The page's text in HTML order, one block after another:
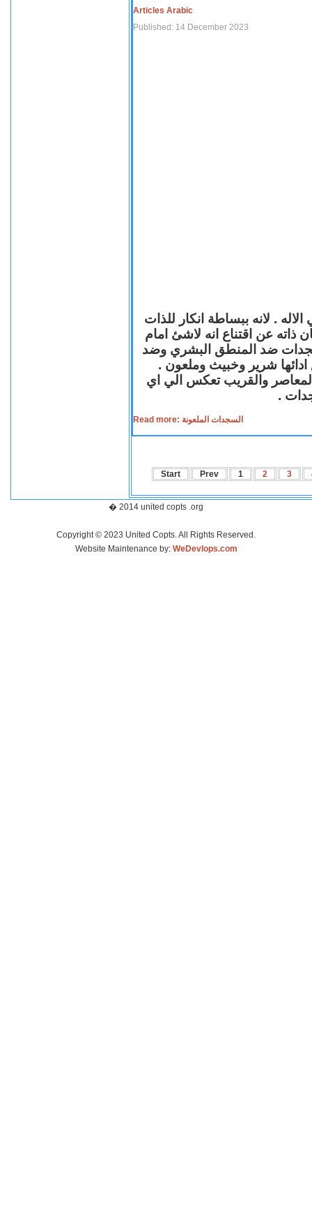
Articles Arabic
Published: 14 December 2023
. لانه ببساطة انكار للذات
ذاته عن اقتناع انه لاشئ امام
ضد المنطق البشري وضد
ادائها شرير وخبيث وملعون .
المعاصر والقريب تعكس الي اي
.
Read more: السجدات الملعونة
Start Prev 1 2 3
� 2014 united copts .org
Copyright © 2023 United Copts. All Rights Reserved.
Website Maintenance by: WeDevlops.com